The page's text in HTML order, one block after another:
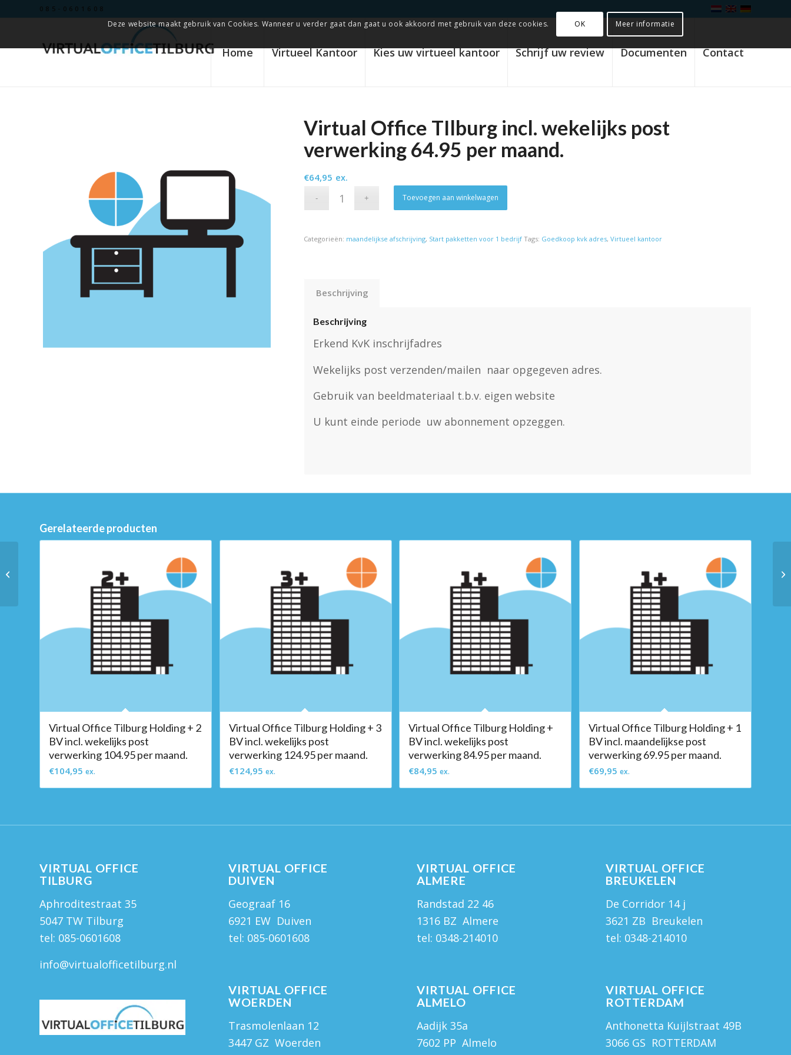
085-0601608
Home Virtueel Kantoor Kies uw virtueel kantoor Schrijf uw review Documenten Contact
Virtual Office TIlburg incl. wekelijks post
verwerking 64.95 per maand.
€64,95 ex.
Toevoegen aan winkelwagen
Categorieën: maandelijkse afschrijving, Start pakketten voor 1 bedrijf Tags: Goedkoop kvk adres,Virtueel kantoor
Beschrijving
Beschrijving
Erkend KvK inschrijfadres
Wekelijks post verzenden/mailen naar opgegeven adres.
Gebruik van beeldmateriaal t.b.v. eigen website
U kunt einde periode uw abonnement opzeggen.
Gerelateerde producten
Virtual Office Tilburg Holding + 2
BV incl. wekelijks post
verwerking 104.95 per maand.
€104,95 ex.
Virtual Office Tilburg Holding + 3
BV incl. wekelijks post
verwerking 124.95 per maand.
€124,95 ex.
Virtual Office Tilburg Holding +
BV incl. wekelijks post
verwerking 84.95 per maand.
€84,95 ex.
Virtual Office Tilburg Holding + 1
BV incl. maandelijkse post
verwerking 69.95 per maand.
€69,95 ex.
VIRTUAL OFFICE
TILBURG
Aphroditestraat 35
5047 TW Tilburg
tel: 085-0601608
info@virtualofficetilburg.nl
VIRTUAL OFFICE
DUIVEN
Geograaf 16
6921 EW Duiven
tel: 085-0601608
VIRTUAL OFFICE
WOERDEN
Trasmolenlaan 12
3447 GZ Woerden
VIRTUAL OFFICE
ALMERE
Randstad 22 46
1316 BZ Almere
tel: 0348-214010
VIRTUAL OFFICE
ALMELO
Aadijk 35a
7602 PP Almelo
VIRTUAL OFFICE
BREUKELEN
De Corridor 14 j
3621 ZB Breukelen
tel: 0348-214010
VIRTUAL OFFICE
ROTTERDAM
Anthonetta Kuijlstraat 49B
3066 GS ROTTERDAM
verwerking 89.95 per...
Deze website maakt gebruik van Cookies. Wanneer u verder gaat dan gaat u ook akkoord met gebruik van deze cookies. OK Meer informatie